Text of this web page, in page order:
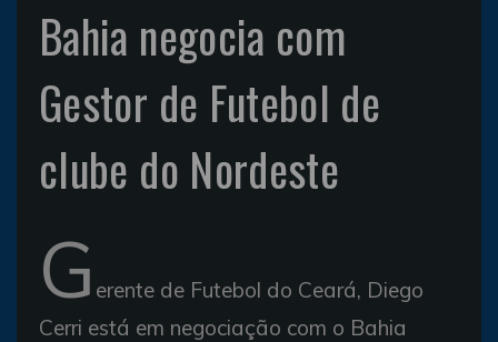
Bahia negocia com
Gestor de Futebol de
clube do Nordeste
G erente de Futebol do Ceará, Diego
Cerri está em negociação com o Bahia